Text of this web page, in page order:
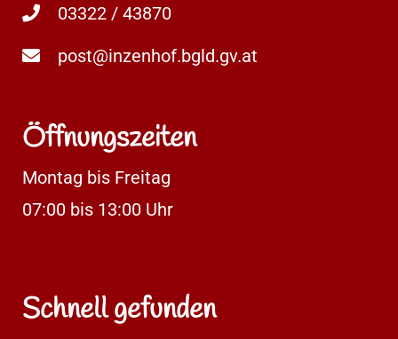
03322 / 43870
post@inzenhof.bgld.gv.at
Öffnungszeiten
Montag bis Freitag
07:00 bis 13:00 Uhr
Schnell gefunden